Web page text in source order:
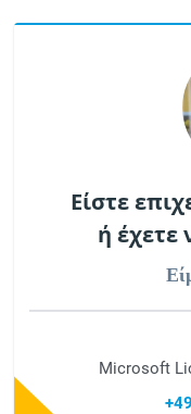
Είστε
ή έχετε
Microsoft